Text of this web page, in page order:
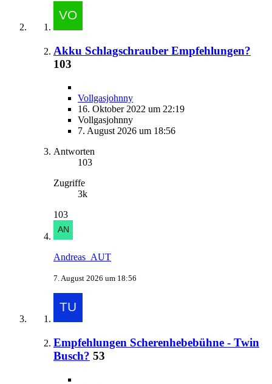
Akku Schlagschrauber Empfehlungen?
103
Vollgasjohnny
16. Oktober 2022 um 22:19
Vollgasjohnny
7. August 2026 um 18:56
Antworten
103
Zugriffe
3k
103
Andreas_AUT
7. August 2026 um 18:56
Empfehlungen Scherenhebebühne - Twin
Busch? 53